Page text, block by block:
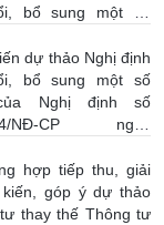
bổ sung một số
NĐ-CP
07/07/2026
dự thảo Nghị định
bổ sung một số
Nghị định số
NĐ-CP ngày
hối nhà nước
| 08:00:00
hợp tiếp thu, giải
góp ý dự thảo
thay thế Thông tư